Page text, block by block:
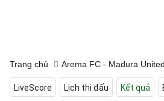
Trang chủ Arema FC - Madura United
LiveScore Lịch thi đấu Kết quả